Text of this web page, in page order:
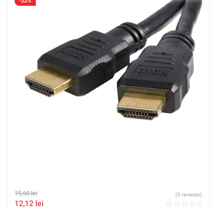
15,60lei
12,12 lei
(0 reviews)